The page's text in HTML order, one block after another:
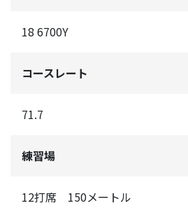
18 6700Y
コースレート
71.7
練習場
12打席 150メートル